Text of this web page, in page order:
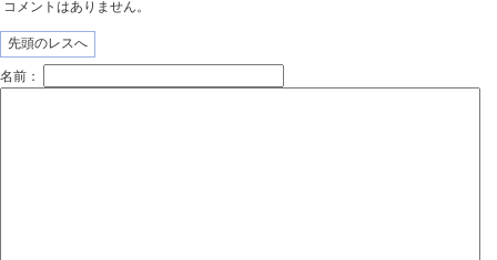
コメントはありません。
先頭のレスへ
名前：